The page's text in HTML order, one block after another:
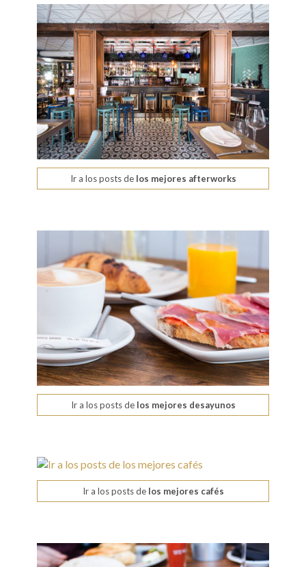
Ir a los posts delos mejores afterworks
Ir a los posts delos mejores desayunos
Ir a los posts delos mejores cafés